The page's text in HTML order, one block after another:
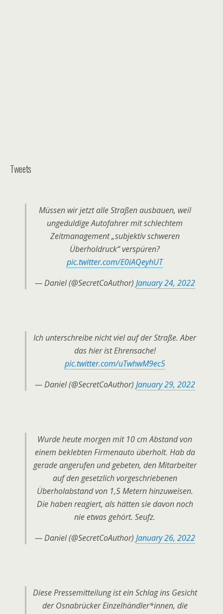
Tweets
Müssen wir jetzt alle Straßen ausbauen, weil
ungeduldige Autofahrer mit schlechtem
Zeitmanagement „subjektiv schweren
Überholdruck“ verspüren?
pic.twitter.com/E0iAQeyhUT
— Daniel (@SecretCoAuthor) January 24, 2022
Ich unterschreibe nicht viel auf der Straße. Aber
das hier ist Ehrensache!
pic.twitter.com/uTwhwM9ec5
— Daniel (@SecretCoAuthor) January 29, 2022
Wurde heute morgen mit 10 cm Abstand von
einem beklebten Firmenauto überholt. Hab da
gerade angerufen und gebeten, den Mitarbeiter
auf den gesetzlich vorgeschriebenen
Überholabstand von 1,5 Metern hinzuweisen.
Die haben reagiert, als hätten sie davon noch
nie etwas gehört. Seufz.
— Daniel (@SecretCoAuthor) January 26, 2022
Diese Pressemitteilung ist ein Schlag ins Gesicht
der Osnabrücker Einzelhändler*innen, die